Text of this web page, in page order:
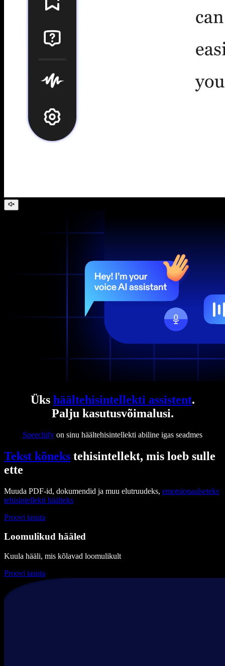
Üks häältehisintellekti assistent.
Palju kasutusvõimalusi.
Speechify on sinu häältehisintellekti abiline igas seadmes
Tekst kõneks tehisintellekt, mis loeb sulle
ette
Muuda PDF-id, dokumendid ja muu elutruudeks, emotsionaalseteks
tehisintellekti häälteks
Proovi tasuta
Loomulikud hääled
Kuula hääli, mis kõlavad loomulikult
Proovi tasuta